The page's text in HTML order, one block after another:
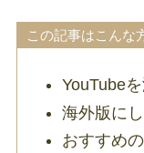
この記事はこんな
YouTube
海外版に
おすすめ